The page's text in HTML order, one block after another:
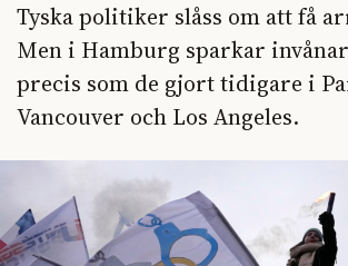
Tyska politiker slåss om att få
Men i Hamburg sparkar
precis som de gjort tidigare i
Vancouver och Los Angeles.